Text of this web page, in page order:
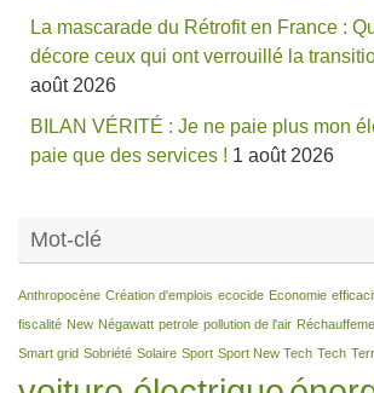
La mascarade du Rétrofit en France :
décore ceux qui ont verrouillé la
août 2026
BILAN VÉRITÉ : Je ne paie plus mon
paie que des services ! 1 août 2026
Mot-clé
Anthropocène Création d'emplois ecocide Economie
fiscalité New Négawatt petrole pollution de l'air
Smart grid Sobriété Solaire Sport Sport New Tech Tech